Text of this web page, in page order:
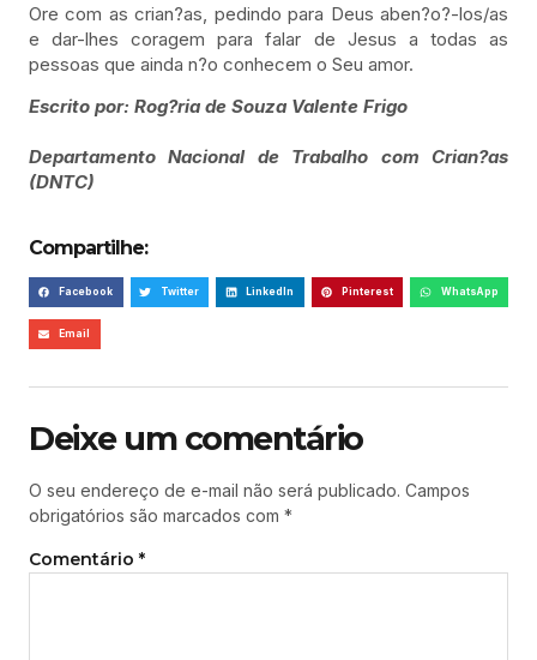
Ore com as crian?as, pedindo para Deus aben?o?-los/as
e dar-lhes coragem para falar de Jesus a todas as
pessoas que ainda n?o conhecem o Seu amor.
Escrito por: Rog?ria de Souza Valente Frigo
Departamento Nacional de Trabalho com Crian?as
(DNTC)
Compartilhe:
Facebook Twitter LinkedIn Pinterest WhatsApp
Email
Deixe um comentário
O seu endereço de e-mail não será publicado. Campos
obrigatórios são marcados com *
Comentário *